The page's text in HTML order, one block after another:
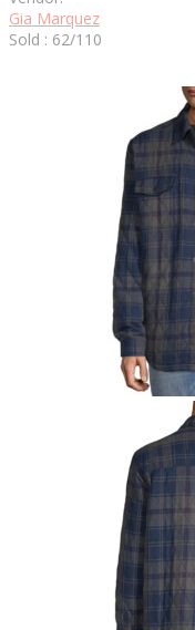
Gia Marquez
Sold : 62/110